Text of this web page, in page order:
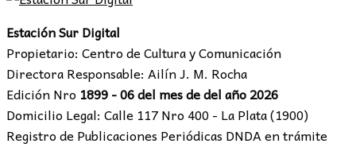
Estación Sur Digital
Propietario: Centro de Cultura y Comunicación
Directora Responsable: Ailín J. M. Rocha
Edición Nro 1899 - 06 del mes de del año 2026
Domicilio Legal: Calle 117 Nro 400 - La Plata (1900)
Registro de Publicaciones Periódicas DNDA en trámite